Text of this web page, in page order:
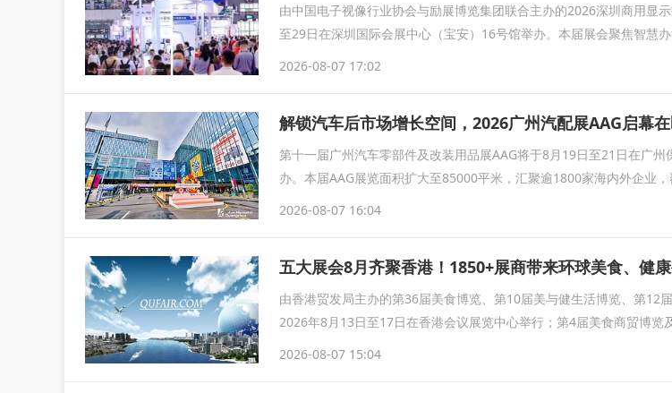
由中国电子视像行业协会与励展博览集团联合主办的2026深圳商用显
至29日在深圳国际会展中心（宝安）16号馆举办。本届展会聚焦智慧
2026-08-07 17:02
解锁汽车后市场增长空间，2026广州汽配展AAG启幕
第十一届广州汽车零部件及改装用品展AAG将于8月19日至21日在广州
办。本届AAG展览面积扩大至85000平米，汇聚逾1800家海内外企业，
2026-08-07 16:04
由香港贸发局主办的第36届美食博览、第10届美与健生活博览、第12
2026年8月13日至17日在香港会议展览中心举行；第4届美食商贸博览
2026-08-07 15:04